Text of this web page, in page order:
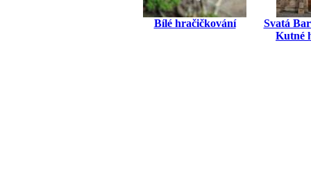
Bílé hračičkování
Svatá
Kutné